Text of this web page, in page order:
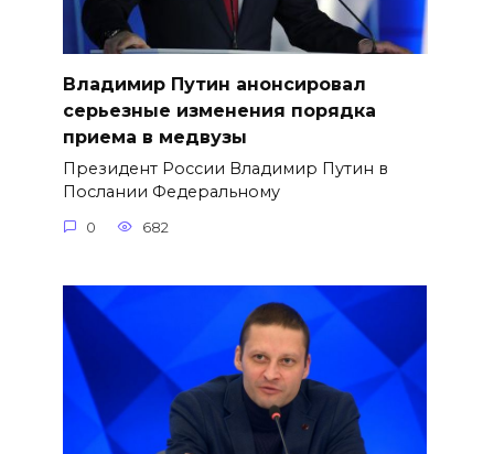
Владимир Путин анонсировал
серьезные изменения порядка
приема в медвузы
Президент России Владимир Путин в
Послании Федеральному
0 682